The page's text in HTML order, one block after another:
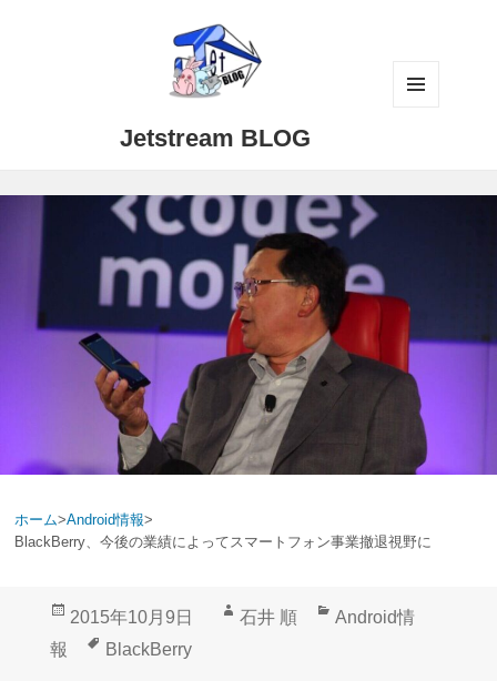
Jetstream BLOG
ホーム>Android情報>
BlackBerry、今後の業績によってスマートフォン事業撤退視野に
投
2015年10月9日
作
石井 順
カ
Android情
報
タ
BlackBerry